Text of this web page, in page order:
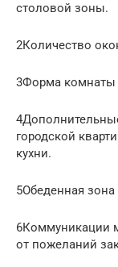
столовой зоны.
2Количество
3Форма комнаты
городской
кухни.
5Обеденная
6Коммуникации
от пожеланий